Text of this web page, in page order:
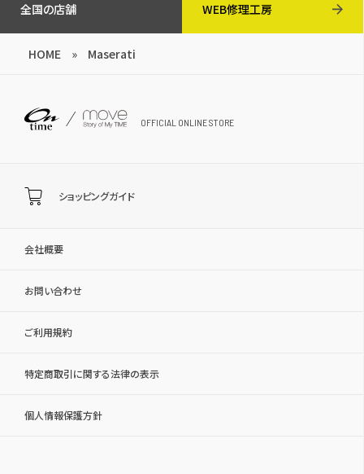
全国の店舗 WEB修理工房
HOME » Maserati
OFFICIAL ONLINE STORE
会社概要
お問い合わせ
ご利用規約
特定商取引に関する法律の表示
個人情報保護方針
ショッピングガイド